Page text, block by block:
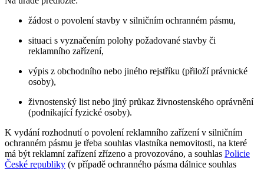
žádost o povolení stavby v silničním ochranném pásmu,
situaci s vyznačením polohy požadované stavby či
reklamního zařízení,
výpis z obchodního nebo jiného rejstříku (přiloží právnické
osoby),
živnostenský list nebo jiný průkaz živnostenského oprávnění
(podnikající fyzické osoby).
K vydání rozhodnutí o povolení reklamního zařízení v silničním
ochranném pásmu je třeba souhlas vlastníka nemovitosti, na které
má být reklamní zařízení zřízeno a provozováno, a souhlas Policie
České republiky (v případě ochranného pásma dálnice souhlas